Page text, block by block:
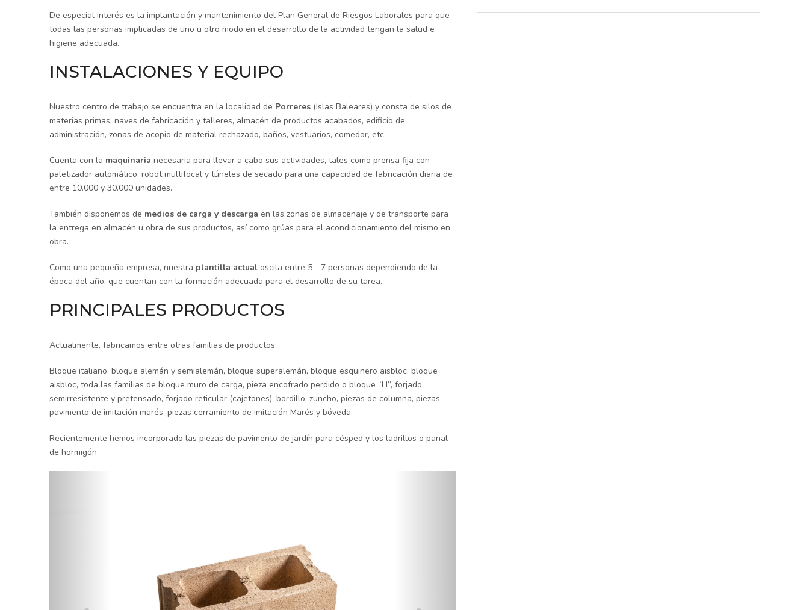
De especial interés es la implantación y mantenimiento del Plan General de Riesgos Laborales para que
todas las personas implicadas de uno u otro modo en el desarrollo de la actividad tengan la salud e
higiene adecuada.
INSTALACIONES Y EQUIPO
Nuestro centro de trabajo se encuentra en la localidad de Porreres (Islas Baleares) y consta de silos de
materias primas, naves de fabricación y talleres, almacén de productos acabados, edificio de
administración, zonas de acopio de material rechazado, baños, vestuarios, comedor, etc.
Cuenta con la maquinaria necesaria para llevar a cabo sus actividades, tales como prensa fija con
paletizador automático, robot multifocal y túneles de secado para una capacidad de fabricación diaria de
entre 10.000 y 30.000 unidades.
También disponemos de medios de carga y descarga en las zonas de almacenaje y de transporte para
la entrega en almacén u obra de sus productos, así como grúas para el acondicionamiento del mismo en
obra.
Como una pequeña empresa, nuestra plantilla actual oscila entre 5 - 7 personas dependiendo de la
época del año, que cuentan con la formación adecuada para el desarrollo de su tarea.
PRINCIPALES PRODUCTOS
Actualmente, fabricamos entre otras familias de productos:
Bloque italiano, bloque alemán y semialemán, bloque superalemán, bloque esquinero aisbloc, bloque
aisbloc, toda las familias de bloque muro de carga, pieza encofrado perdido o bloque “H”, forjado
semirresistente y pretensado, forjado reticular (cajetones), bordillo, zuncho, piezas de columna, piezas
pavimento de imitación marés, piezas cerramiento de imitación Marés y bóveda.
Recientemente hemos incorporado las piezas de pavimento de jardín para césped y los ladrillos o panal
de hormigón.